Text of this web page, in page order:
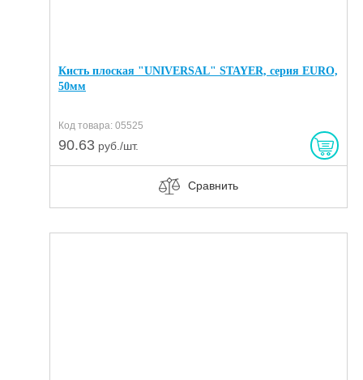
Кисть плоская "UNIVERSAL" STAYER, серия EURO,
50мм
Код товара: 05525
90.63 руб./шт.
Сравнить